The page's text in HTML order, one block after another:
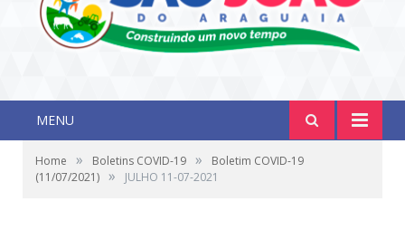
MENU
Home » Boletins COVID-19 »
Boletim COVID-19
(11/07/2021) » JULHO 11-07-2021